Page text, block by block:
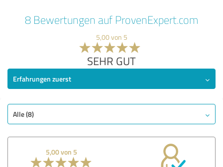
8 Bewertungen auf ProvenExpert.com
5,00 von 5
SEHR GUT
Erfahrungen zuerst
Alle (8)
5,00 von 5